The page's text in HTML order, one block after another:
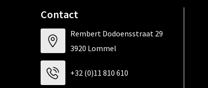
Contact
Rembert Dodoensstraat 29
3920 Lommel
+32 (0)11 810 610